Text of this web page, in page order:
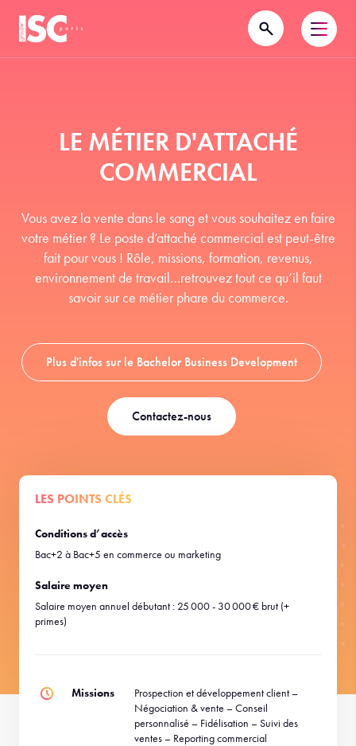
LE MÉTIER D'ATTACHÉ
COMMERCIAL
Vous avez la vente dans le sang et vous souhaitez en faire
votre métier ? Le poste d’attaché commercial est peut-être
fait pour vous ! Rôle, missions, formation, revenus,
environnement de travail…retrouvez tout ce qu’il faut
savoir sur ce métier phare du commerce.
Plus d'infos sur le Bachelor Business Development
Contactez-nous
LES POINTS CLÉS
Conditions d’accès
Bac+2 à Bac+5 en commerce ou marketing
Salaire moyen
Salaire moyen annuel débutant : 25 000 - 30 000 € brut (+
primes)
Missions
Prospection et développement client –
Négociation & vente – Conseil
personnalisé – Fidélisation – Suivi des
ventes – Reporting commercial